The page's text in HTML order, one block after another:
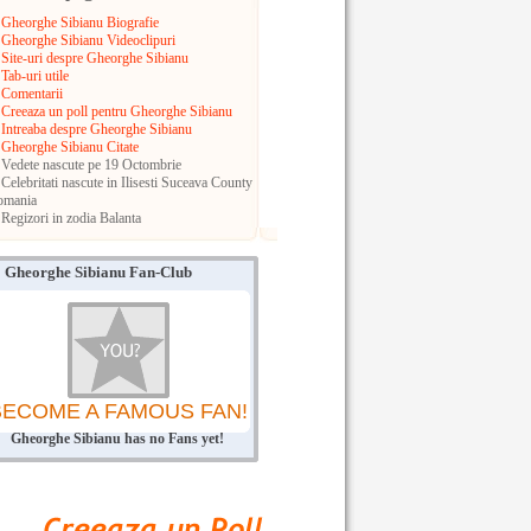
Sibianu Biografie
Sibianu Videoclipuri
uri despre Gheorghe Sibianu
uri utile
un poll pentru Gheorghe Sibianu
despre Gheorghe Sibianu
Sibianu Citate
nascute pe 19 Octombrie
Celebritati nascute in Ilisesti Suceava County
in zodia Balanta
Gheorghe Sibianu Fan-Club
A FAMOUS FAN!
Gheorghe Sibianu has no Fans yet!